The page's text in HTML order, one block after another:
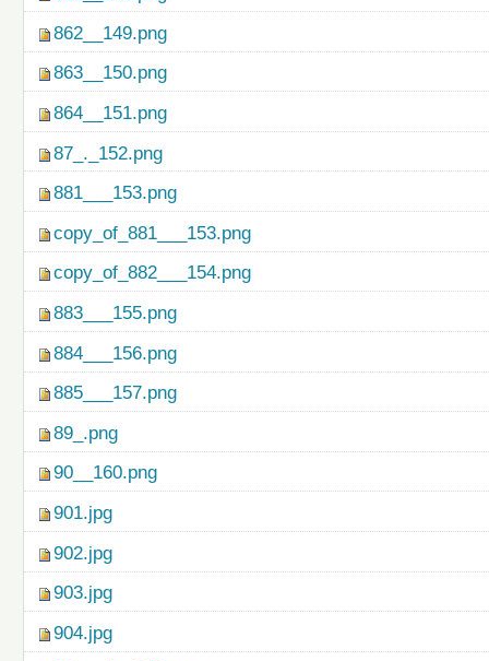
862__149.png
863__150.png
864__151.png
87_._152.png
881___153.png
copy_of_881___153.png
copy_of_882___154.png
883___155.png
884___156.png
885___157.png
89_.png
90__160.png
901.jpg
902.jpg
903.jpg
904.jpg